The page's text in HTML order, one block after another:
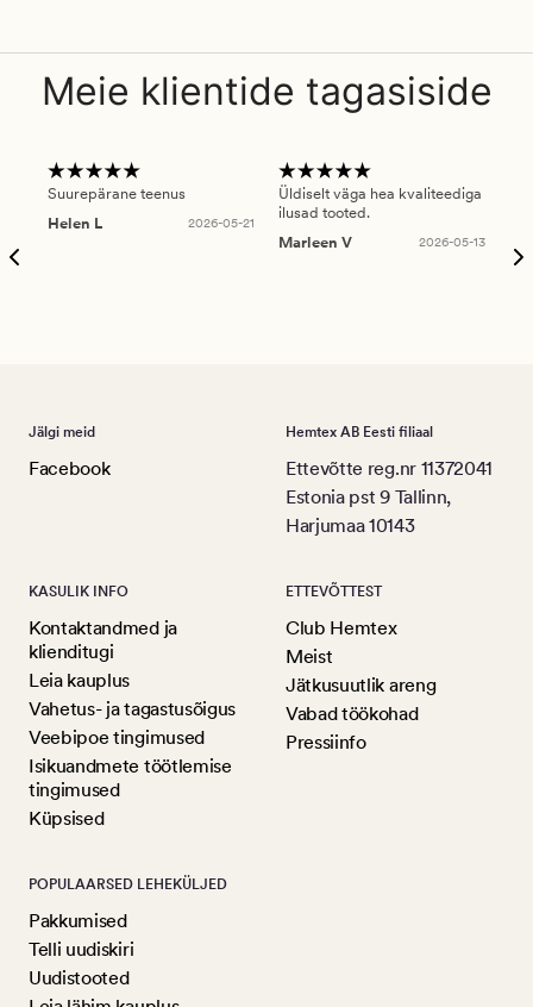
Meie klientide tagasiside
Suurepärane teenus
Helen L
2026-05-21
Üldiselt väga hea kvaliteediga
ilusad tooted.
Marleen V
2026-05-13
Jälgi meid
Facebook
Hemtex AB Eesti filiaal
Ettevõtte reg.nr 11372041
Estonia pst 9 Tallinn,
Harjumaa 10143
KASULIK INFO
Kontaktandmed ja
klienditugi
Leia kauplus
Vahetus- ja tagastusõigus
Veebipoe tingimused
Isikuandmete töötlemise
tingimused
Küpsised
ETTEVÕTTEST
Club Hemtex
Meist
Jätkusuutlik areng
Vabad töökohad
Pressiinfo
POPULAARSED LEHEKÜLJED
Pakkumised
Telli uudiskiri
Uudistooted